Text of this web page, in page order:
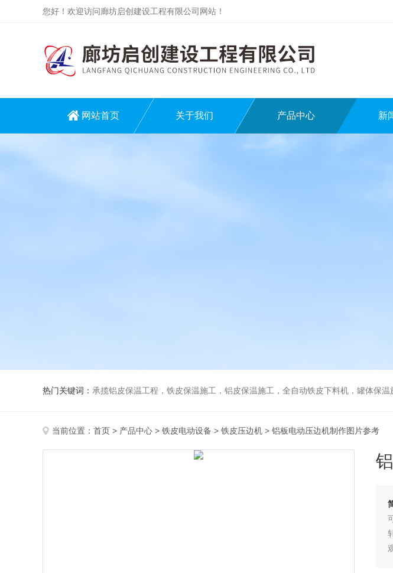
您好！欢迎访问廊坊启创建设工程有限公司网站！
网站首页 关于我们 产品中心 新
热门关键词： 承揽铝皮保温工程，铁皮保温施工，铝皮保温施工，全自动铁皮下料机，罐体保
当前位置： 首页 > 产品中心 > 铁皮电动设备 > 铁皮压边机 > 铝板电动压边机制作图片参考